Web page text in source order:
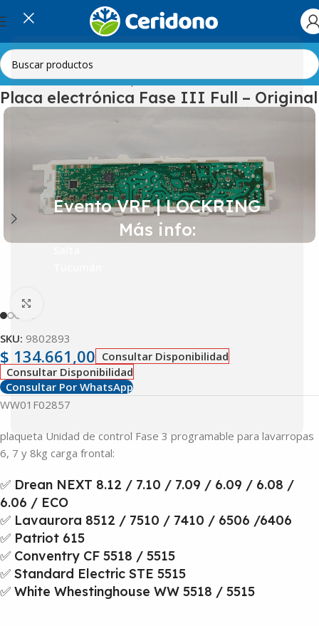
Evento VRF | LOCKRING
Más info:
Inicio Línea Blanca Lavarropas Placas Electrónicas
Placa electrónica Fase III Full – Original
SKU: 9802893
$ 134.661,00 Consultar Disponibilidad
Consultar Disponibilidad
Consultar Por WhatsApp
WW01F02857
plaqueta Unidad de control Fase 3 programable para lavarropas
6, 7 y 8kg carga frontal:
✅ Drean NEXT 8.12 / 7.10 / 7.09 / 6.09 / 6.08 /
6.06 / ECO
✅ Lavaurora 8512 / 7510 / 7410 / 6506 /6406
✅ Patriot 615
✅ Conventry CF 5518 / 5515
✅ Standard Electric STE 5515
✅ White Whestinghouse WW 5518 / 5515